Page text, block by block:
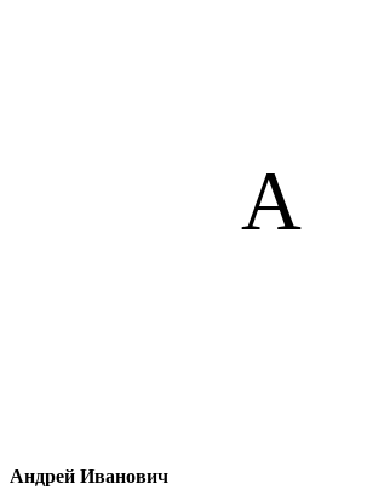
А
Андрей Иванович